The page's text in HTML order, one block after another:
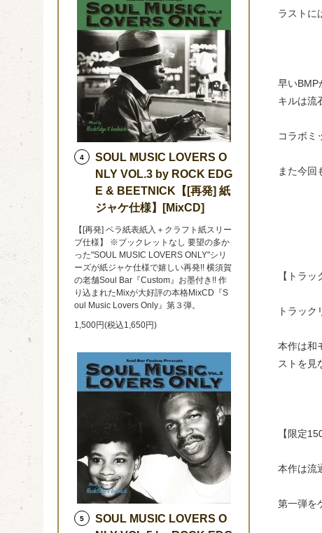
ラストに
早いBMP
キルは流
コラボミ
また今回
【トラ
トラッ
本作は和
ストを見
【限定
本作は流
第一弾を
4
SOUL MUSIC LOVERS O
NLY VOL.3 by ROCK EDG
E & BEETNICK【[再発] 紙
ジャケ仕様】[MixCD]
【[再発] ペラ紙表紙入＋クラフト紙スリー
ブ仕様】 ※ブックレットなし 要望の多か
った"SOUL MUSIC LOVERS ONLY"シリ
ーズが紙ジャケ仕様で嬉しい再発!! 横須賀
の老舗Soul Bar『Custom』お墨付き!! 作
り込まれたMixが大好評の本格MixCD『S
oul Music Lovers Only』第３弾。
1,500円(税込1,650円)
5
SOUL MUSIC LOVERS O